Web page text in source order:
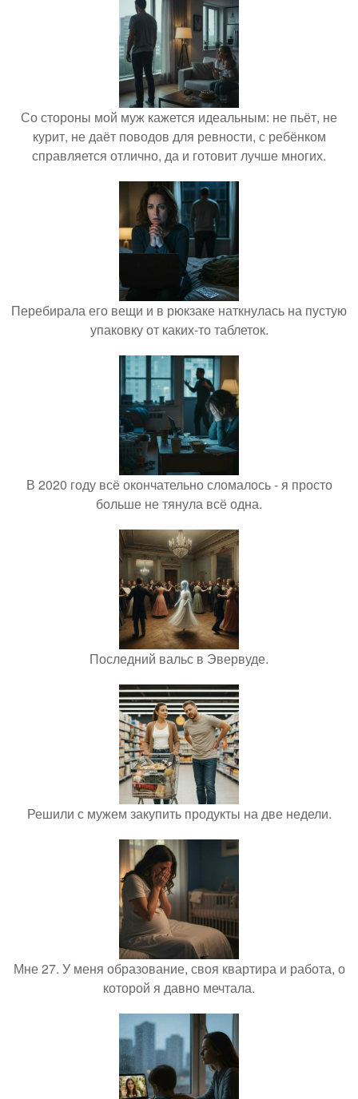
Со стороны мой муж кажется идеальным: не пьёт, не
курит, не даёт поводов для ревности, с ребёнком
справляется отлично, да и готовит лучше многих.
Перебирала его вещи и в рюкзаке наткнулась на пустую
упаковку от каких-то таблеток.
В 2020 году всё окончательно сломалось - я просто
больше не тянула всё одна.
Последний вальс в Эвервуде.
Решили с мужем закупить продукты на две недели.
Мне 27. У меня образование, своя квартира и работа, о
которой я давно мечтала.